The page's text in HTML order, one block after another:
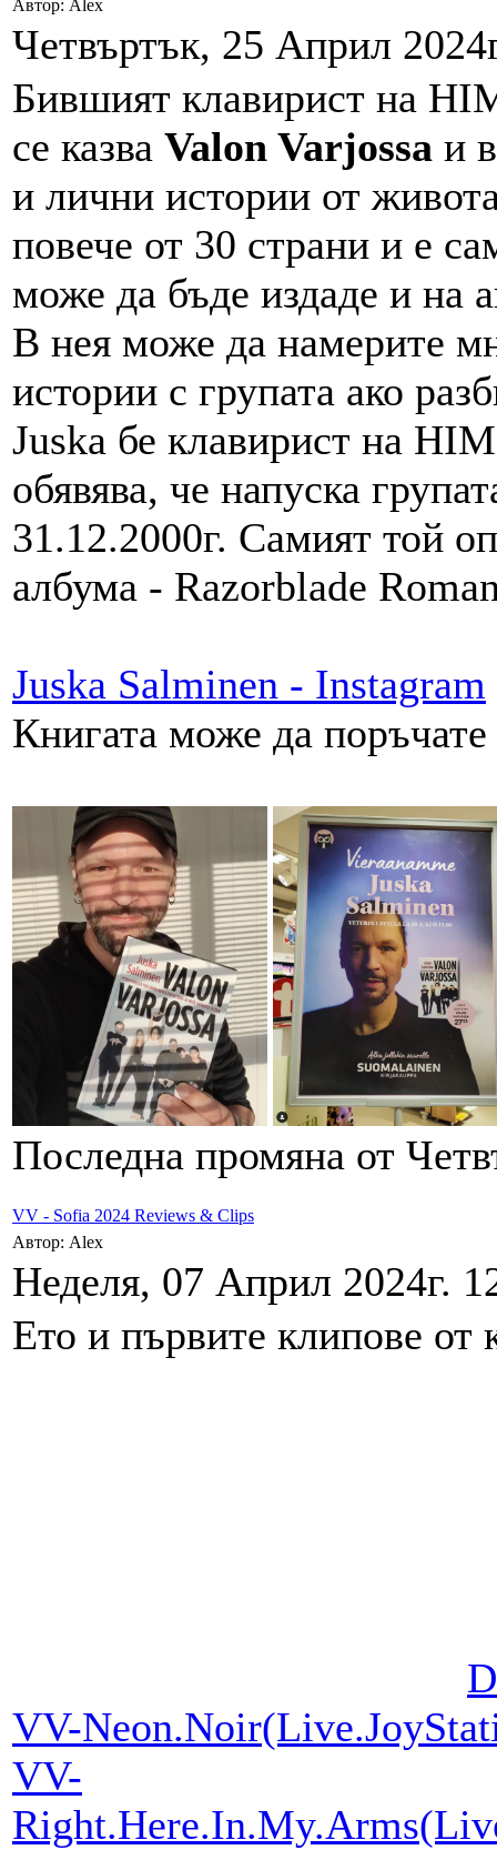
Автор: Alex
Четвъртък, 25 Април
Бившият клавирист на
се казва Valon Varjossa и
и лични истории от
повече от 30 страни и е
може да бъде издаде и на
В нея може да намерите
истории с групата ако
Juska бе клавирист на
обявява, че напуска
31.12.2000г. Самият той
албума - Razorblade
Juska Salminen - Instagram
Книгата може да
Последна промяна от
VV - Sofia 2024 Reviews & Clips
Автор: Alex
Неделя, 07 Април 2024г.
Ето и първите клипове от
VV-
VV-